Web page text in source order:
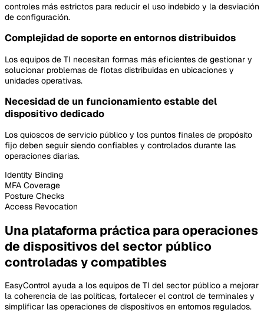
controles más estrictos para reducir el uso indebido y la desviación
de configuración.
Complejidad de soporte en entornos distribuidos
Los equipos de TI necesitan formas más eficientes de gestionar y
solucionar problemas de flotas distribuidas en ubicaciones y
unidades operativas.
Necesidad de un funcionamiento estable del
dispositivo dedicado
Los quioscos de servicio público y los puntos finales de propósito
fijo deben seguir siendo confiables y controlados durante las
operaciones diarias.
Identity Binding
MFA Coverage
Posture Checks
Access Revocation
Una plataforma práctica para operaciones
de dispositivos del sector público
controladas y compatibles
EasyControl ayuda a los equipos de TI del sector público a mejorar
la coherencia de las políticas, fortalecer el control de terminales y
simplificar las operaciones de dispositivos en entornos regulados.